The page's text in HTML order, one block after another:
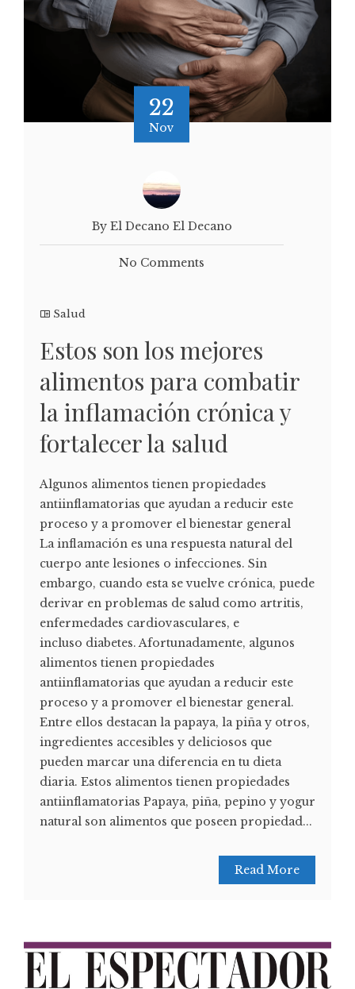
22
Nov
By El Decano El Decano
No Comments
Salud
Estos son los mejores
alimentos para combatir
la inflamación crónica y
fortalecer la salud
Algunos alimentos tienen propiedades
antiinflamatorias que ayudan a reducir este
proceso y a promover el bienestar general
La inflamación es una respuesta natural del
cuerpo ante lesiones o infecciones. Sin
embargo, cuando esta se vuelve crónica, puede
derivar en problemas de salud como artritis,
enfermedades cardiovasculares, e
incluso diabetes. Afortunadamente, algunos
alimentos tienen propiedades
antiinflamatorias que ayudan a reducir este
proceso y a promover el bienestar general.
Entre ellos destacan la papaya, la piña y otros,
ingredientes accesibles y deliciosos que
pueden marcar una diferencia en tu dieta
diaria. Estos alimentos tienen propiedades
antiinflamatorias Papaya, piña, pepino y yogur
natural son alimentos que poseen propiedad...
Read More